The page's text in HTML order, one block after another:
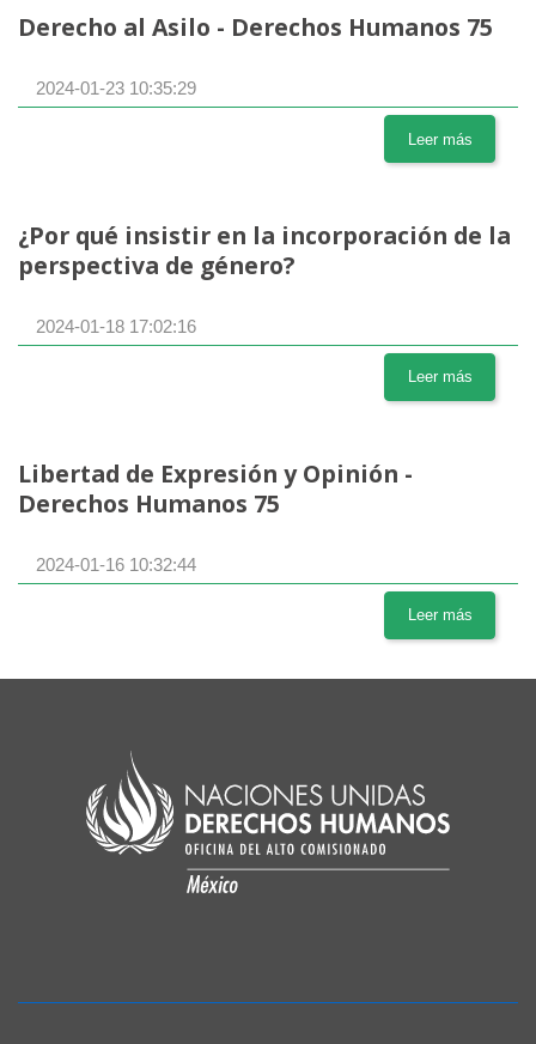
Derecho al Asilo - Derechos Humanos 75
2024-01-23 10:35:29
Leer más
¿Por qué insistir en la incorporación de la
perspectiva de género?
2024-01-18 17:02:16
Leer más
Libertad de Expresión y Opinión -
Derechos Humanos 75
2024-01-16 10:32:44
Leer más